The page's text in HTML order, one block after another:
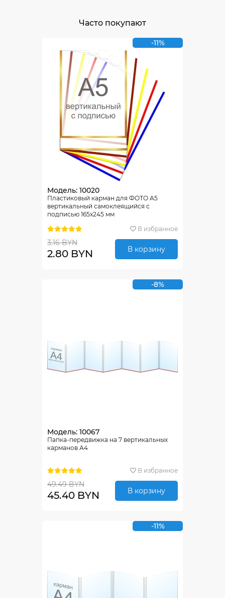
Часто покупают
-11%
Модель: 10020
Пластиковый карман для ФОТО А5
вертикальный самоклеящийся с
подписью 165х245 мм
В избранное
3.16 BYN
2.80 BYN В корзину
-8%
Модель: 10067
Папка-передвижка на 7 вертикальных
карманов А4
В избранное
49.49 BYN
45.40 BYN В корзину
-11%